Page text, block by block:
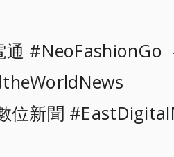
通 #NeoFashionGo
位新聞